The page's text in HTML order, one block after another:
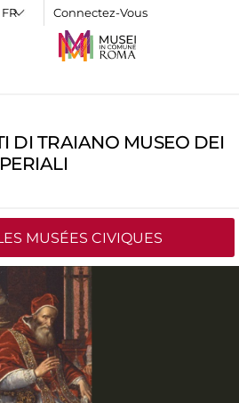
Connectez-Vous
DI TRAIANO MUSEO DEI
MUSÉES CIVIQUES